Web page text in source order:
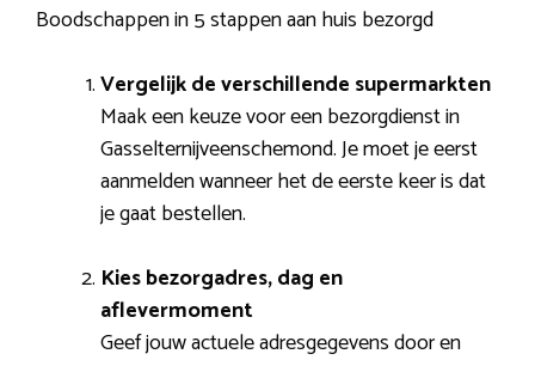
Boodschappen in 5 stappen aan huis bezorgd
Vergelijk de verschillende supermarkten
Maak een keuze voor een bezorgdienst in
Gasselternijveenschemond. Je moet je eerst
aanmelden wanneer het de eerste keer is dat
je gaat bestellen.
Kies bezorgadres, dag en
aflevermoment
Geef jouw actuele adresgegevens door en